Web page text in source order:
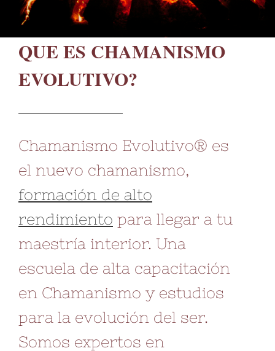
QUE ES CHAMANISMO
EVOLUTIVO?
Chamanismo Evolutivo® es
el nuevo chamanismo,
formación de alto
rendimiento para llegar a tu
maestría interior. Una
escuela de alta capacitación
en Chamanismo y estudios
para la evolución del ser.
Somos expertos en